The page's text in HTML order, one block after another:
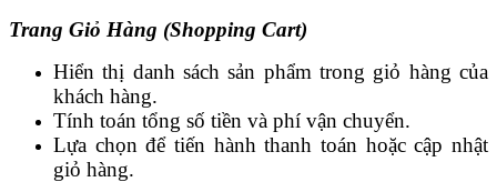
Trang Giỏ Hàng (Shopping Cart)
Hiển thị danh sách sản phẩm trong giỏ hàng của
khách hàng.
Tính toán tổng số tiền và phí vận chuyển.
Lựa chọn để tiến hành thanh toán hoặc cập nhật
giỏ hàng.